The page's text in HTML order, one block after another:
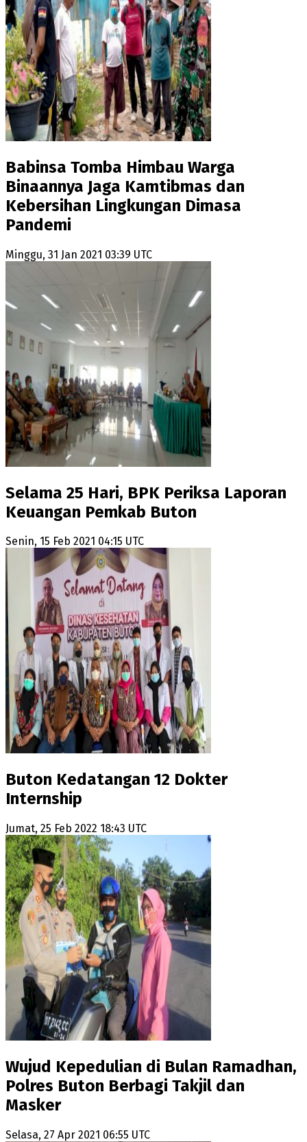
Babinsa Tomba Himbau Warga
Binaannya Jaga Kamtibmas dan
Kebersihan Lingkungan Dimasa
Pandemi
Minggu, 31 Jan 2021 03:39 UTC
Selama 25 Hari, BPK Periksa Laporan
Keuangan Pemkab Buton
Senin, 15 Feb 2021 04:15 UTC
Buton Kedatangan 12 Dokter
Internship
Jumat, 25 Feb 2022 18:43 UTC
Wujud Kepedulian di Bulan Ramadhan,
Polres Buton Berbagi Takjil dan
Masker
Selasa, 27 Apr 2021 06:55 UTC